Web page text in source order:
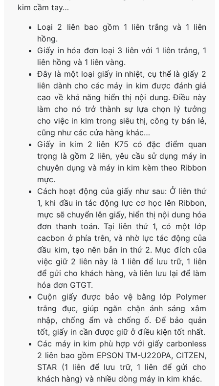
kim cầm tay…
Loại 2 liên bao gồm 1 liên trắng và 1 liên
hồng.
Giấy in hóa đơn loại 3 liên với 1 liên trắng, 1
liên hồng và 1 liên vàng.
Đây là một loại giấy in nhiệt, cụ thể là giấy 2
liên dành cho các máy in kim được đánh giá
cao về khả năng hiển thị nội dung. Điều này
làm cho nó trở thành sự lựa chọn lý tưởng
cho việc in kim trong siêu thị, công ty bán lẻ,
cũng như các cửa hàng khác…
Giấy in kim 2 liên K75 có đặc điểm quan
trọng là gồm 2 liên, yêu cầu sử dụng máy in
chuyên dụng và máy in kim kèm theo Ribbon
mực.
Cách hoạt động của giấy như sau: Ở liên thứ
1, khi đầu in tác động lực cơ học lên Ribbon,
mực sẽ chuyển lên giấy, hiển thị nội dung hóa
đơn thanh toán. Tại liên thứ 1, có một lớp
cacbon ở phía trên, và nhờ lực tác động của
đầu kim, tạo nên bản in thứ 2. Mục đích của
việc giữ 2 liên này là 1 liên để lưu trữ, 1 liên
để gửi cho khách hàng, và liên lưu lại để làm
hóa đơn GTGT.
Cuộn giấy được bảo vệ bằng lớp Polymer
trắng đục, giúp ngăn chặn ánh sáng xâm
nhập, chống ẩm và chống ố. Để bảo quản
tốt, giấy in cần được giữ ở điều kiện tốt nhất.
Các máy in kim phù hợp với giấy carbonless
2 liên bao gồm EPSON TM-U220PA, CITZEN,
STAR (1 liên để lưu trữ, 1 liên để gửi cho
khách hàng) và nhiều dòng máy in kim khác.